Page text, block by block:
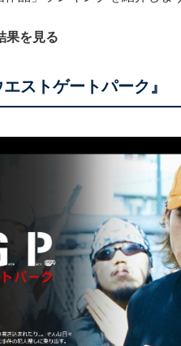
果を見る
ストゲートパーク』